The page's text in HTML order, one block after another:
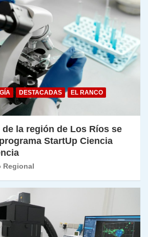
DESTACADAS
EL RANCO
la región de Los Ríos se
StartUp Ciencia
Regional